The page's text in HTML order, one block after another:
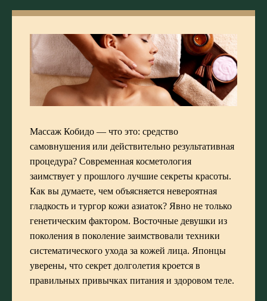
Массаж Кобидо — что это: средство
самовнушения или действительно результативная
процедура? Современная косметология
заимствует у прошлого лучшие секреты красоты.
Как вы думаете, чем объясняется невероятная
гладкость и тургор кожи азиаток? Явно не только
генетическим фактором. Восточные девушки из
поколения в поколение заимствовали техники
систематического ухода за кожей лица. Японцы
уверены, что секрет долголетия кроется в
правильных привычках питания и здоровом теле.